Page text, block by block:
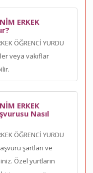
ERKEK
ÖĞRENCİ YURDU
veya vakıflar
ERKEK
Nasıl
ÖĞRENCİ YURDU
şartları ve
Özel yurtların